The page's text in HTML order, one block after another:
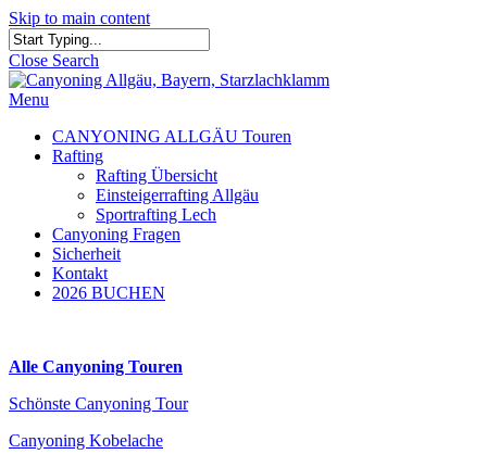
Skip to main content
Close Search
Menu
CANYONING ALLGÄU Touren
Rafting
Rafting Übersicht
Einsteigerrafting Allgäu
Sportrafting Lech
Canyoning Fragen
Sicherheit
Kontakt
2026 BUCHEN
Alle Canyoning Touren
Schönste Canyoning Tour
Canyoning Kobelache